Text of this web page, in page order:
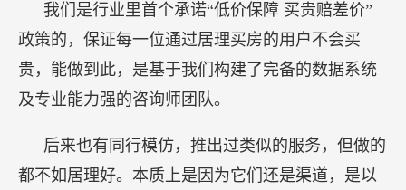
我们是行业里首个承诺“低价保障 买贵赔差价”
政策的，保证每一位通过居理买房的用户不会买
贵，能做到此，是基于我们构建了完备的数据系统
及专业能力强的咨询师团队。
后来也有同行模仿，推出过类似的服务，但做的
都不如居理好。本质上是因为它们还是渠道，是以